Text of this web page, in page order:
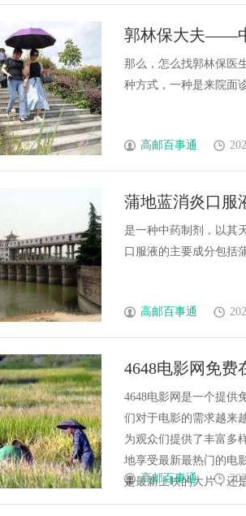
郭林保大夫——
那么，怎么找郭林保医
种方式，一种是来院面
高邮百事通
蒲地蓝消炎口服
是一种中药制剂，以其
口服液的主要成分包括
高邮百事通
4648电影网免费
4648电影网是一个提供
们对于电影的需求越来
为观众们提供了丰富多
地享受最新最热门的电
是最新上映的大片，还
高邮百事通